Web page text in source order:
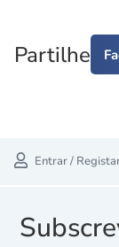
Partilhe
Entrar /